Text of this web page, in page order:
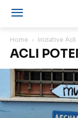
Home Iniziative Acli
ACLI